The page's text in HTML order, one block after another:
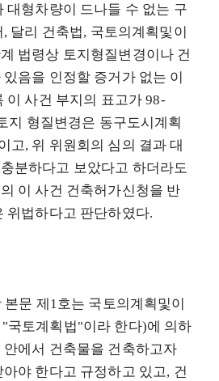
대형차량이 드나들 수 없는 구
달리 건축법, 국토의계획및이
법령상 토지형질변경이나 건
음을 인정할 증거가 없는 이
이 사건 부지의 표고가 98­
지 형질변경은 동구도시계획
고, 위 위원회의 심의 결과 대
분하다고 보았다고 하더라도
이 사건 건축허가신청을 반
위법하다고 판단하였다.
문 제1호는 국토의계획및이
국토계획법"이라 한다)에 의하
에서 건축물을 건축하고자
야 한다고 규정하고 있고, 건